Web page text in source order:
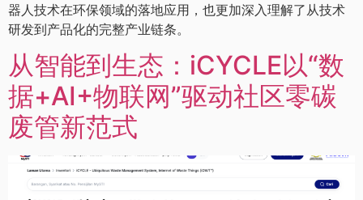
器人技术在环保领域的落地应用，也更加深入理解了从技术
研发到产品化的完整产业链条。
从智能到生态：iCYCLE以“数
据+AI+物联网”驱动社区零碳
废管新范式